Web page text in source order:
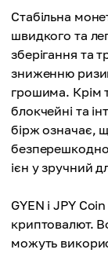
Стабільна
швидкого та
зберігання та
зниженню
грошима. Крім
блокчейні та
бірж означає,
ієн у зручний
GYEN і JPY
криптовалют.
можуть